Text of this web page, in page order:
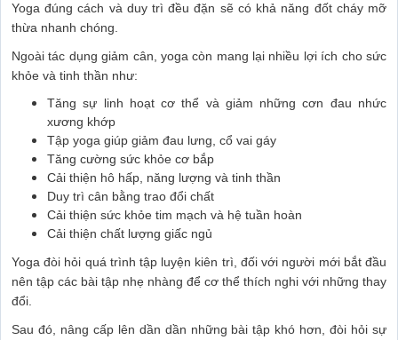
Yoga đúng cách và duy trì đều đặn sẽ có khả năng đốt cháy mỡ
thừa nhanh chóng.
Ngoài tác dụng giảm cân, yoga còn mang lại nhiều lợi ích cho sức
khỏe và tinh thần như:
Tăng sự linh hoạt cơ thể và giảm những cơn đau nhức
xương khớp
Tập yoga giúp giảm đau lưng, cổ vai gáy
Tăng cường sức khỏe cơ bắp
Cải thiện hô hấp, năng lượng và tinh thần
Duy trì cân bằng trao đổi chất
Cải thiện sức khỏe tim mạch và hệ tuần hoàn
Cải thiện chất lượng giấc ngủ
Yoga đòi hỏi quá trình tập luyện kiên trì, đối với người mới bắt đầu
nên tập các bài tập nhẹ nhàng để cơ thể thích nghi với những thay
đổi.
Sau đó, nâng cấp lên dần dần những bài tập khó hơn, đòi hỏi sự